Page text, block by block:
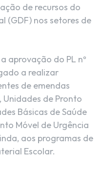
de recursos do
(GDF) nos setores de
aprovação do PL nº
a realizar
de emendas
de Pronto
Básicas de Saúde
Móvel de Urgência
aos programas de
Escolar.